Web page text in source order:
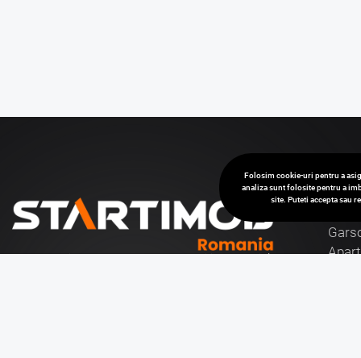
Folosim cookie-uri pentru a
analiza sunt folosite pentru a
site. Puteti accepta sau